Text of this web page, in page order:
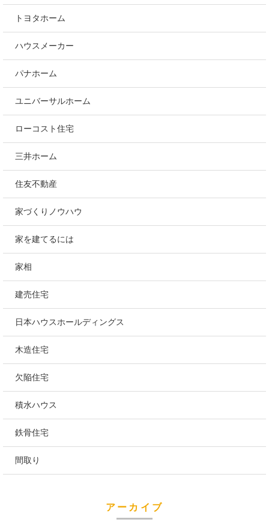
トヨタホーム
ハウスメーカー
パナホーム
ユニバーサルホーム
ローコスト住宅
三井ホーム
住友不動産
家づくりノウハウ
家を建てるには
家相
建売住宅
日本ハウスホールディングス
木造住宅
欠陥住宅
積水ハウス
鉄骨住宅
間取り
アーカイブ